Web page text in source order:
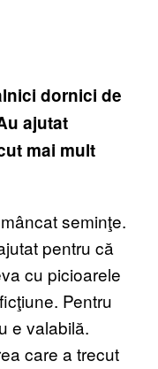
dornici de
ajutat
mai mult
seminţe.
pentru că
cu picioarele
Pentru
e valabilă.
care a trecut